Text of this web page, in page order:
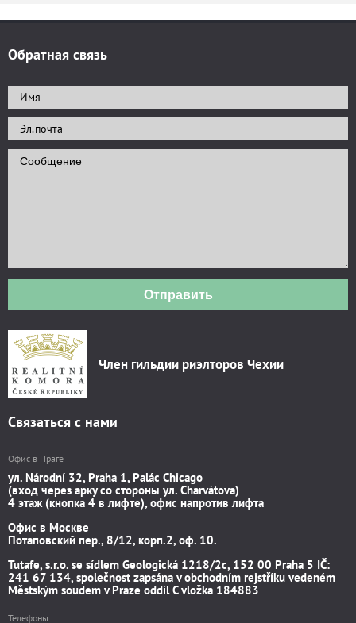
Обратная связь
Отправить
Член гильдии риэлторов Чехии
Связаться с нами
Офис в Праге
ул. Národní 32, Praha 1, Palác Chicago
(вход через арку со стороны ул. Charvátova)
4 этаж (кнопка 4 в лифте), офис напротив лифта
Офис в Москве
Потаповский пер., 8/12, корп.2, оф. 10.
Tutafe, s.r.o. se sídlem Geologická 1218/2c, 152 00 Praha 5 IČ:
241 67 134, společnost zapsána v obchodním rejstříku vedeném
Městským soudem v Praze oddíl C vložka 184883
Телефоны